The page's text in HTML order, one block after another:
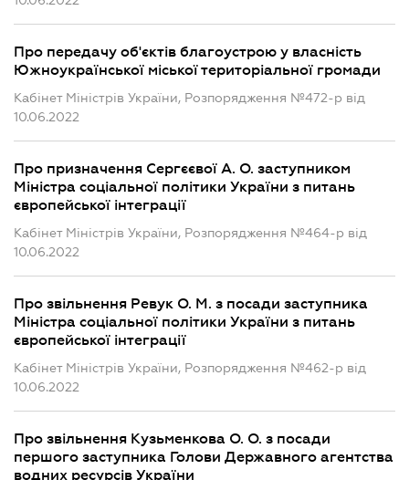
Про передачу об'єктів благоустрою у власність
Южноукраїнської міської територіальної громади
Кабінет Міністрів України, Розпорядження №472-р від
10.06.2022
Про призначення Сергєєвої А. О. заступником
Міністра соціальної політики України з питань
європейської інтеграції
Кабінет Міністрів України, Розпорядження №464-р від
10.06.2022
Про звільнення Ревук О. М. з посади заступника
Міністра соціальної політики України з питань
європейської інтеграції
Кабінет Міністрів України, Розпорядження №462-р від
10.06.2022
Про звільнення Кузьменкова О. О. з посади
першого заступника Голови Державного агентства
водних ресурсів України